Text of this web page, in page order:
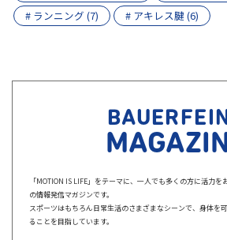
# ランニング (7)
# アキレス腱 (6)
「MOTION IS LIFE」をテーマに、一人でも多くの方に活力を
の情報発信マガジンです。
スポーツはもちろん日常生活のさまざまなシーンで、身体を
ることを目指しています。